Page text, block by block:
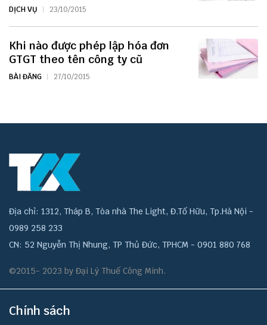
DỊCH VỤ 23/10/2015
Khi nào được phép lập hóa đơn
GTGT theo tên công ty cũ
BÀI ĐĂNG 27/10/2015
Địa chỉ: 1312, Tháp B, Tòa nhà The Light, Đ.Tố Hữu, Tp.Hà Nội -
0989 258 233
CN: 52 Nguyễn Thị Nhung, TP Thủ Đức, TPHCM - 0901 880 768
©2015- 2023 by Đại Lý Thuế Công Minh.
Chính sách